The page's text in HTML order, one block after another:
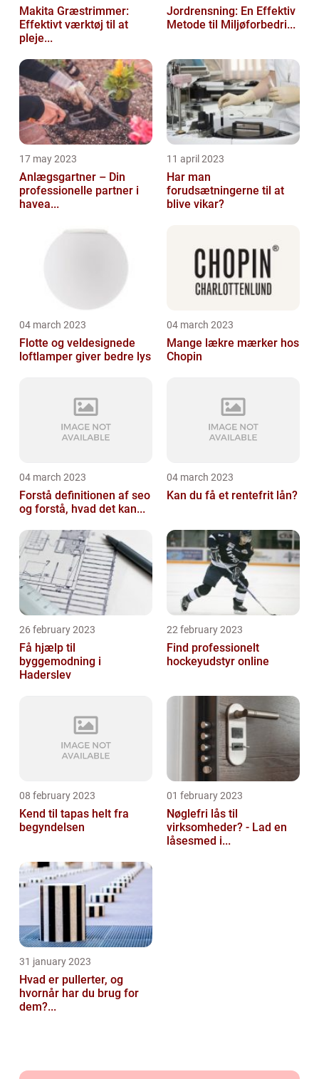
Makita Græstrimmer:
Effektivt værktøj til at
pleje...
Jordrensning: En Effektiv
Metode til Miljøforbedri...
17 may 2023
Anlægsgartner – Din
professionelle partner i
havea...
11 april 2023
Har man
forudsætningerne til at
blive vikar?
04 march 2023
Flotte og veldesignede
loftlamper giver bedre lys
04 march 2023
Mange lækre mærker hos
Chopin
04 march 2023
Forstå definitionen af seo
og forstå, hvad det kan...
04 march 2023
Kan du få et rentefrit lån?
26 february 2023
Få hjælp til
byggemodning i
Haderslev
22 february 2023
Find professionelt
hockeyudstyr online
08 february 2023
Kend til tapas helt fra
begyndelsen
01 february 2023
Nøglefri lås til
virksomheder? - Lad en
låsesmed i...
31 january 2023
Hvad er pullerter, og
hvornår har du brug for
dem?...